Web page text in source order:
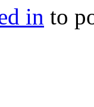
in to